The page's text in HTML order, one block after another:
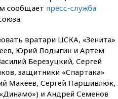
сообщает пресс-служба
вратари ЦСКА, «Зенита»
Юрий Лодыгин и Артем
Березуцкий, Сергей
защитники «Спартака»
Макеев, Сергей Паршивлюк,
и Андрей Семенов